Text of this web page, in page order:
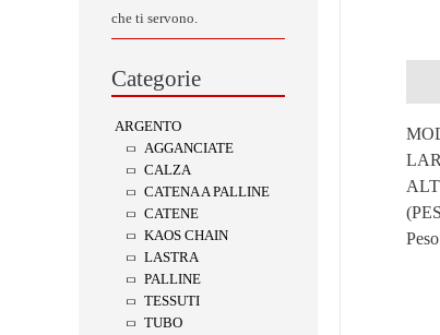
che ti servono.
Categorie
ARGENTO
AGGANCIATE
CALZA
CATENA A PALLINE
CATENE
KAOS CHAIN
LASTRA
PALLINE
TESSUTI
TUBO